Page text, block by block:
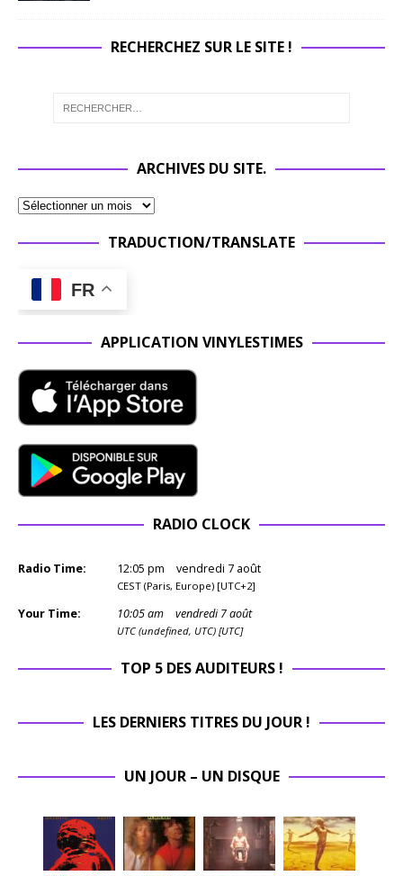
RECHERCHEZ SUR LE SITE !
ARCHIVES DU SITE.
TRADUCTION/TRANSLATE
FR
APPLICATION VINYLESTIMES
RADIO CLOCK
Radio Time: 12:05 pm vendredi 7 août
CEST (Paris, Europe) [UTC+2]
Your Time: 10:05am vendredi 7 août
UTC (undefined, UTC) [UTC]
TOP 5 DES AUDITEURS !
LES DERNIERS TITRES DU JOUR !
UN JOUR – UN DISQUE